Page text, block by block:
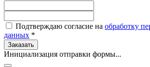
Подтверждаю согласие на обработку
данных *
Заказать
Инициализация отправки формы...